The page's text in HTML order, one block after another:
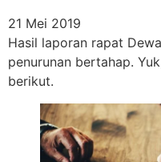
21 Mei 2019
Hasil laporan rapat
penurunan bertahap.
berikut.